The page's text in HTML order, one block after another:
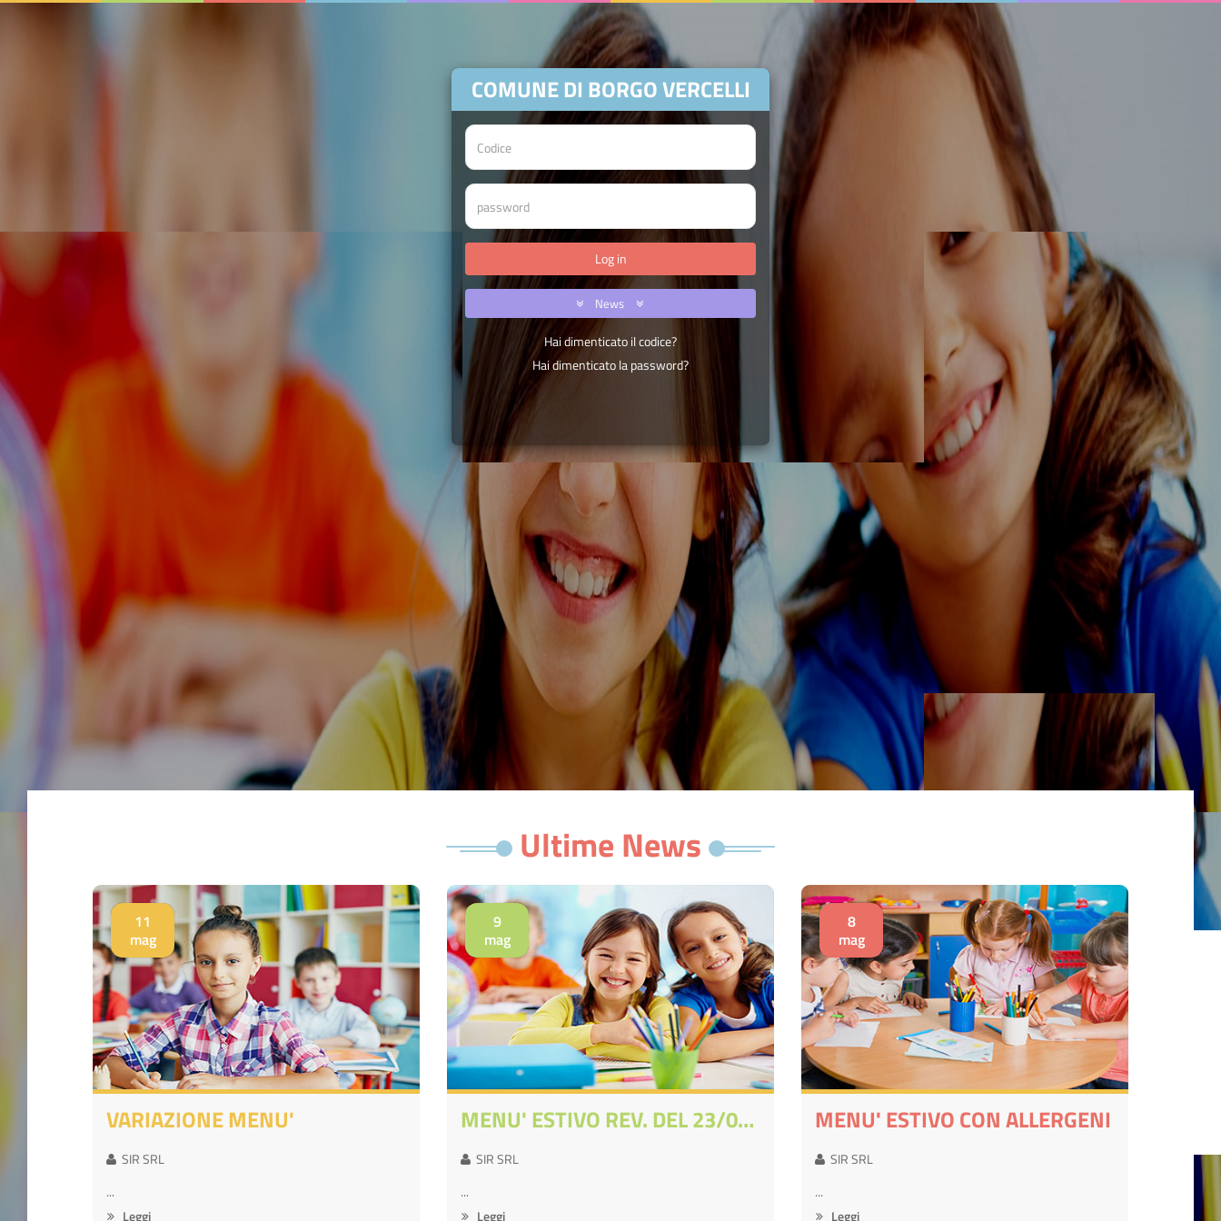
COMUNE DI BORGO VERCELLI
News
Hai dimenticato il codice?
Hai dimenticato la password?
Ultime News
11
mag
VARIAZIONE MENU'
SIR SRL
...
Leggi
9
mag
MENU' ESTIVO REV. DEL 23/04/2026
SIR SRL
...
Leggi
8
mag
MENU' ESTIVO CON ALLERGENI
SIR SRL
...
Leggi